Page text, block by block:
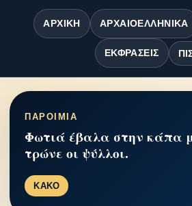
ΑΡΧΙΚΉ ΑΡΧΑΙΟΕΛΛΗΝΙΚΆ
ΕΚΦΡΆΣΕΙΣ
ΠΑΡΟΙΜΙΑ
Φωτιά έβαλα στην κάπα
τρώνε οι ψύλλοι.
ΚΑΚΟ